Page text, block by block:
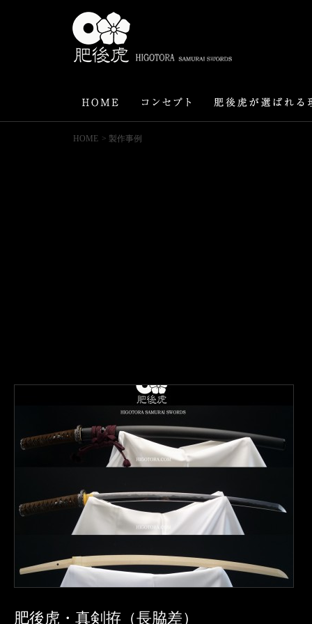
HOME > 製作事例
肥後虎・真剣拵（長脇差）